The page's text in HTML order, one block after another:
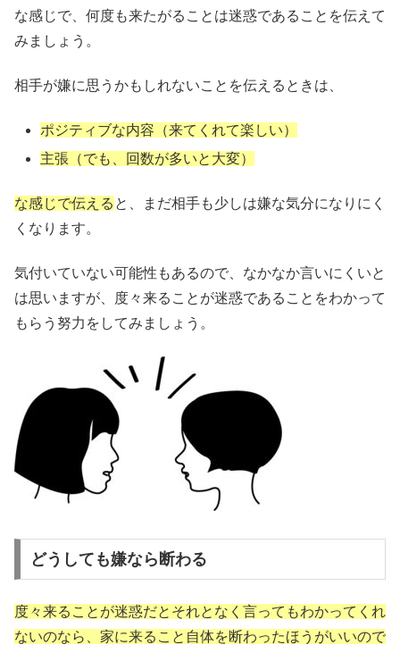
な感じで、何度も来たがることは迷惑であることを伝えて
みましょう。
相手が嫌に思うかもしれないことを伝えるときは、
ポジティブな内容（来てくれて楽しい）
主張（でも、回数が多いと大変）
な感じで伝える と、まだ相手も少しは嫌な気分になりにく
くなります。
気付いていない可能性もあるので、なかなか言いにくいと
は思いますが、度々来ることが迷惑であることをわかって
もらう努力をしてみましょう。
どうしても嫌なら断わる
度々来ることが迷惑だとそれとなく言ってもわかってくれ
ないのなら、家に来ること自体を断わったほうがいいので